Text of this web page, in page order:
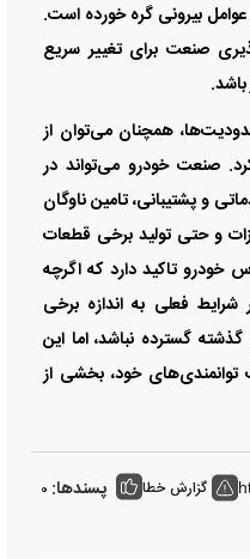
بیرونی گره خورده است.
صنعت برای تغییر سریع
همچنان می‌توان از
صنعت خودرو می‌تواند در
و پشتیبانی، تامین ناوگان
و حتی تولید برخی قطعات
خودرو تاکید دارد که اگرچه
فعلی به اندازه برخی
گسترده نباشد، اما این
خود، بخشی از
گزارش خطا پسندها: 0